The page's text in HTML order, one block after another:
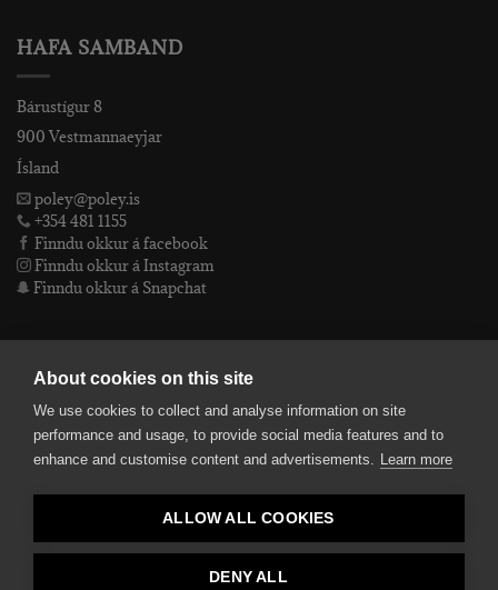
HAFA SAMBAND
Bárustígur 8
900 Vestmannaeyjar
Ísland
poley@poley.is
+354 481 1155
Finndu okkur á facebook
Finndu okkur á Instagram
Finndu okkur á Snapchat
Póley ehf
kt: 4905072480
smelltu hér fyrir Lógóið okkar í fullri upplausn
Bankaupplýsingar
reikningsnúmer: 582-26-5848
About cookies on this site
We use cookies to collect and analyse information on site
performance and usage, to provide social media features and to
enhance and customise content and advertisements. Learn more
ALLOW ALL COOKIES
DENY ALL